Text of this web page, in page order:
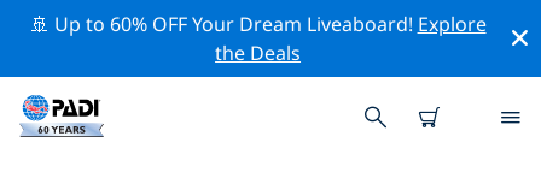
🚢 Up to 60% OFF Your Dream Liveaboard! Explore
the Deals